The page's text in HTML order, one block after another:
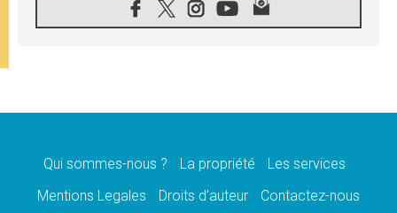
08.08.2026
Signis 2026, donner la parole aux religieuses
07.08.2026
07.08.2026
de l'Assomption et mémoire nationale
Qui sommes-nous ? La propriété
Les services
Mentions Legales
Droits d’auteur Contactez-nous